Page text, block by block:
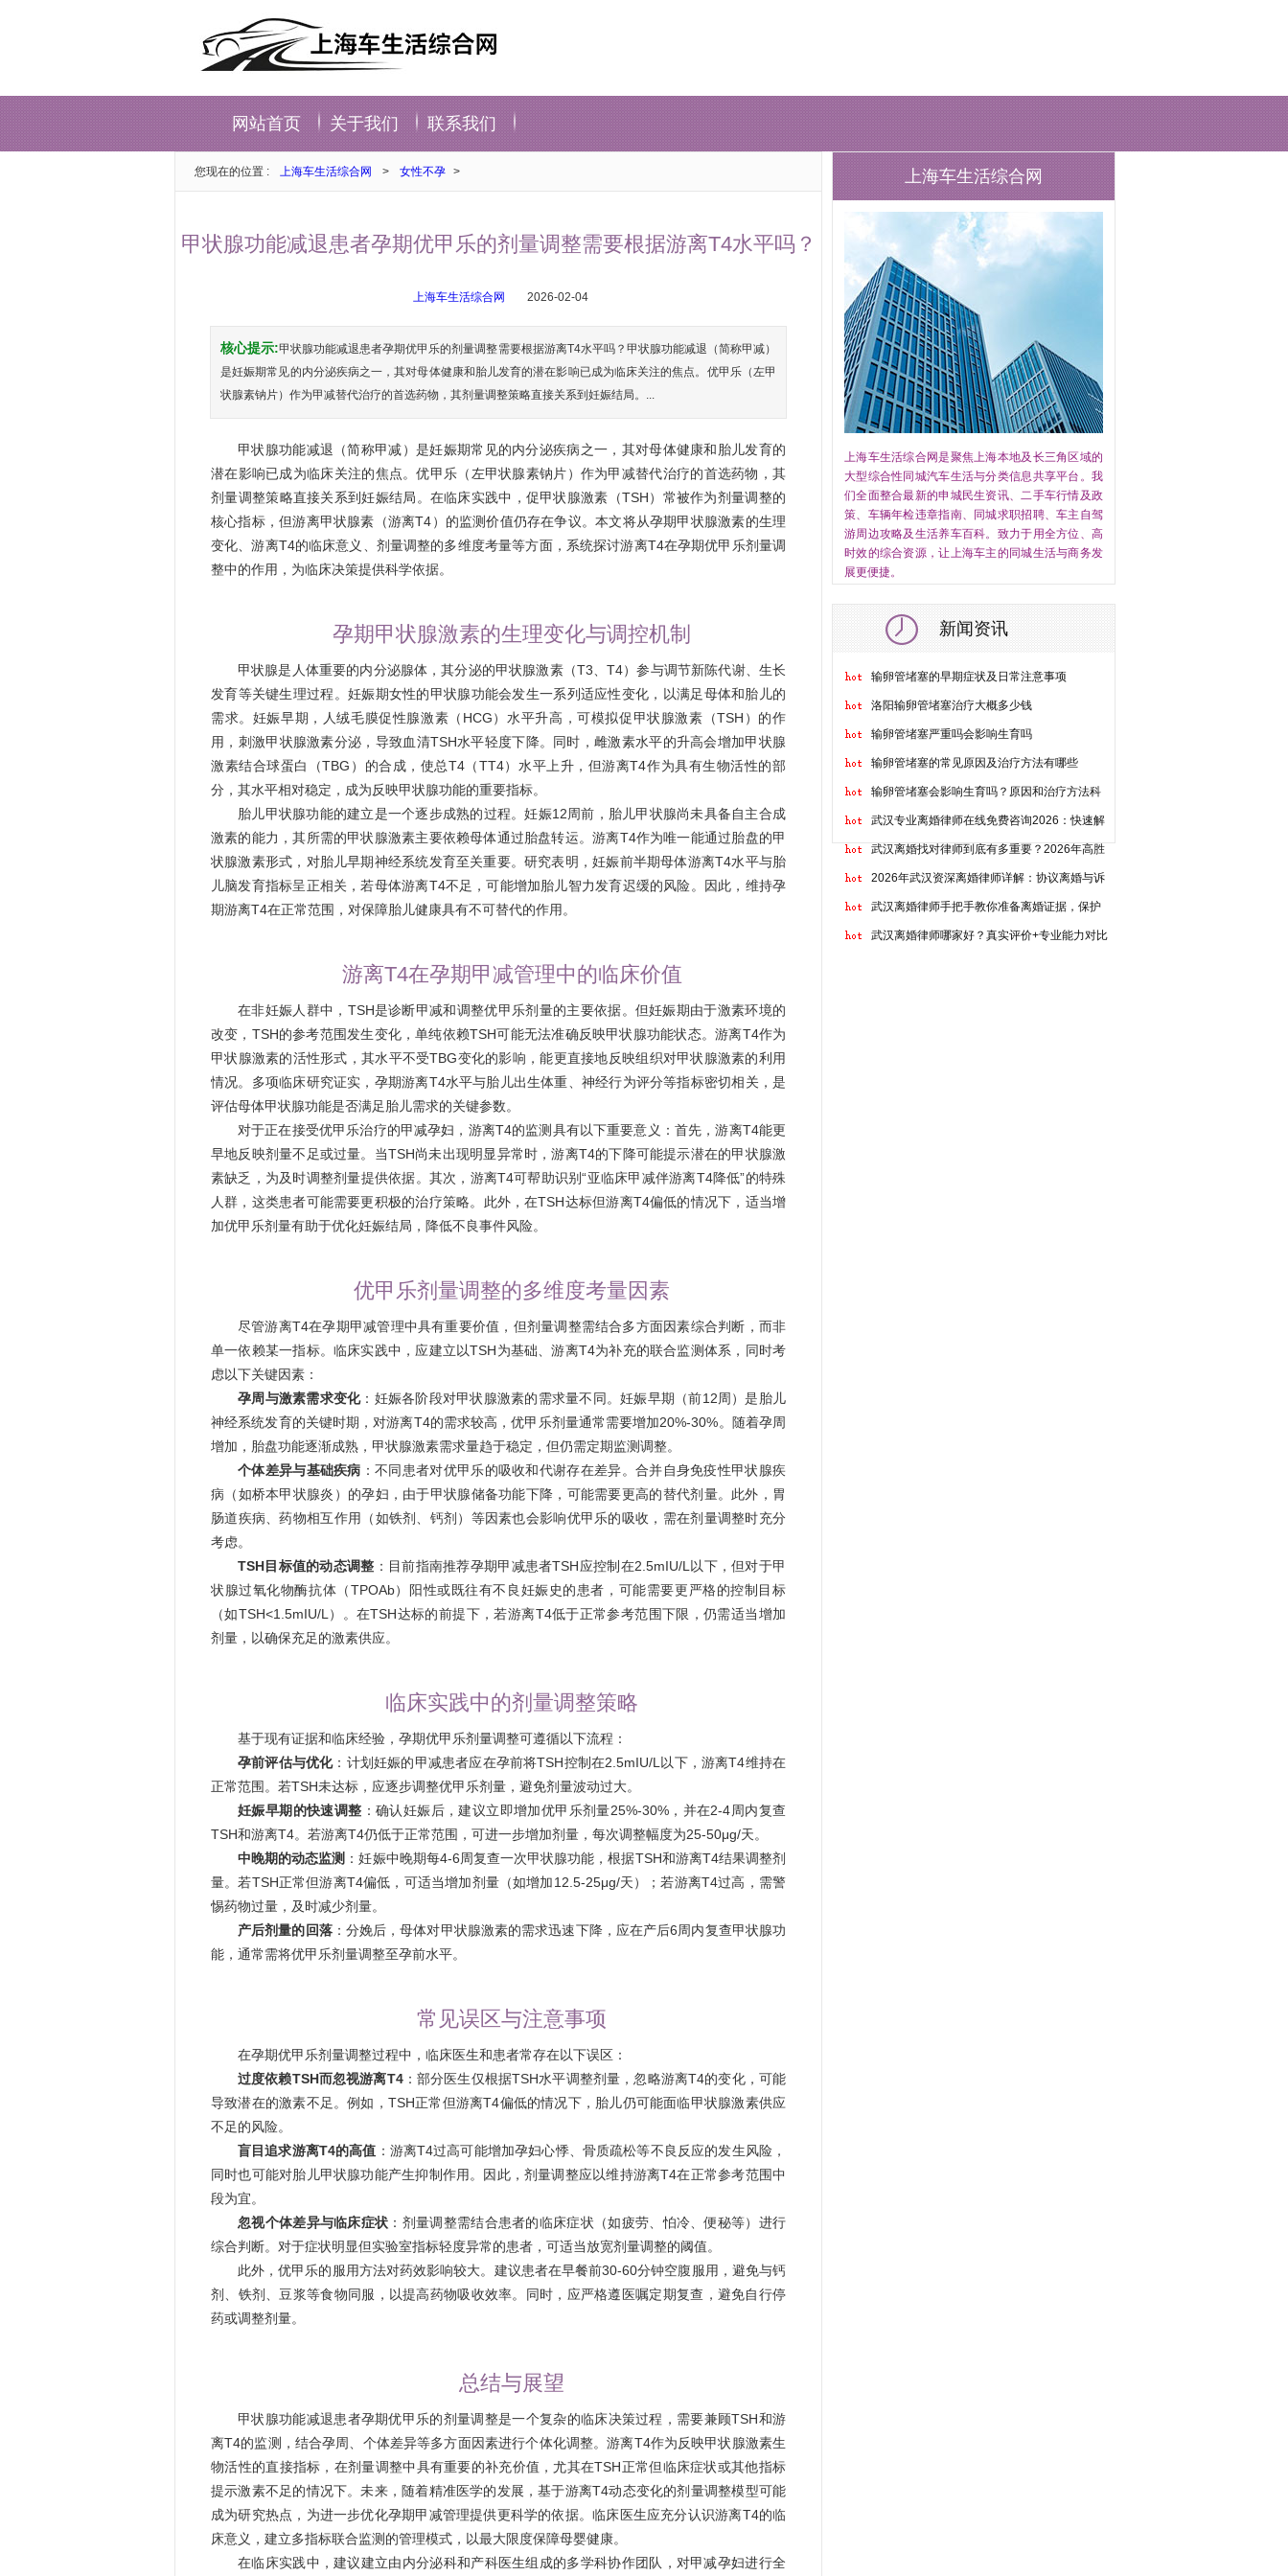
网站首页 关于我们 联系我们
您现在的位置 : 上海车生活综合网 > 女性不孕 >
甲状腺功能减退患者孕期优甲乐的剂量调整需要根据游离T4水平吗？
上海车生活综合网 2026-02-04
核心提示:甲状腺功能减退患者孕期优甲乐的剂量调整需要根据游离T4水平吗？甲状腺功能减退（简称甲减）
是妊娠期常见的内分泌疾病之一，其对母体健康和胎儿发育的潜在影响已成为临床关注的焦点。优甲乐（左甲
状腺素钠片）作为甲减替代治疗的首选药物，其剂量调整策略直接关系到妊娠结局。...
甲状腺功能减退（简称甲减）是妊娠期常见的内分泌疾病之一，其对母体健康和胎儿发育的
潜在影响已成为临床关注的焦点。优甲乐（左甲状腺素钠片）作为甲减替代治疗的首选药物，其
剂量调整策略直接关系到妊娠结局。在临床实践中，促甲状腺激素（TSH）常被作为剂量调整的
核心指标，但游离甲状腺素（游离T4）的监测价值仍存在争议。本文将从孕期甲状腺激素的生理
变化、游离T4的临床意义、剂量调整的多维度考量等方面，系统探讨游离T4在孕期优甲乐剂量调
整中的作用，为临床决策提供科学依据。
孕期甲状腺激素的生理变化与调控机制
甲状腺是人体重要的内分泌腺体，其分泌的甲状腺激素（T3、T4）参与调节新陈代谢、生长
发育等关键生理过程。妊娠期女性的甲状腺功能会发生一系列适应性变化，以满足母体和胎儿的
需求。妊娠早期，人绒毛膜促性腺激素（HCG）水平升高，可模拟促甲状腺激素（TSH）的作
用，刺激甲状腺激素分泌，导致血清TSH水平轻度下降。同时，雌激素水平的升高会增加甲状腺
激素结合球蛋白（TBG）的合成，使总T4（TT4）水平上升，但游离T4作为具有生物活性的部
分，其水平相对稳定，成为反映甲状腺功能的重要指标。
胎儿甲状腺功能的建立是一个逐步成熟的过程。妊娠12周前，胎儿甲状腺尚未具备自主合成
激素的能力，其所需的甲状腺激素主要依赖母体通过胎盘转运。游离T4作为唯一能通过胎盘的甲
状腺激素形式，对胎儿早期神经系统发育至关重要。研究表明，妊娠前半期母体游离T4水平与胎
儿脑发育指标呈正相关，若母体游离T4不足，可能增加胎儿智力发育迟缓的风险。因此，维持孕
期游离T4在正常范围，对保障胎儿健康具有不可替代的作用。
游离T4在孕期甲减管理中的临床价值
在非妊娠人群中，TSH是诊断甲减和调整优甲乐剂量的主要依据。但妊娠期由于激素环境的
改变，TSH的参考范围发生变化，单纯依赖TSH可能无法准确反映甲状腺功能状态。游离T4作为
甲状腺激素的活性形式，其水平不受TBG变化的影响，能更直接地反映组织对甲状腺激素的利用
情况。多项临床研究证实，孕期游离T4水平与胎儿出生体重、神经行为评分等指标密切相关，是
评估母体甲状腺功能是否满足胎儿需求的关键参数。
对于正在接受优甲乐治疗的甲减孕妇，游离T4的监测具有以下重要意义：首先，游离T4能更
早地反映剂量不足或过量。当TSH尚未出现明显异常时，游离T4的下降可能提示潜在的甲状腺激
素缺乏，为及时调整剂量提供依据。其次，游离T4可帮助识别“亚临床甲减伴游离T4降低”的特殊
人群，这类患者可能需要更积极的治疗策略。此外，在TSH达标但游离T4偏低的情况下，适当增
加优甲乐剂量有助于优化妊娠结局，降低不良事件风险。
优甲乐剂量调整的多维度考量因素
尽管游离T4在孕期甲减管理中具有重要价值，但剂量调整需结合多方面因素综合判断，而非
单一依赖某一指标。临床实践中，应建立以TSH为基础、游离T4为补充的联合监测体系，同时考
虑以下关键因素：
孕周与激素需求变化：妊娠各阶段对甲状腺激素的需求量不同。妊娠早期（前12周）是胎儿
神经系统发育的关键时期，对游离T4的需求较高，优甲乐剂量通常需要增加20%-30%。随着孕周
增加，胎盘功能逐渐成熟，甲状腺激素需求量趋于稳定，但仍需定期监测调整。
个体差异与基础疾病 ：不同患者对优甲乐的吸收和代谢存在差异。合并自身免疫性甲状腺疾
病（如桥本甲状腺炎）的孕妇，由于甲状腺储备功能下降，可能需要更高的替代剂量。此外，胃
肠道疾病、药物相互作用（如铁剂、钙剂）等因素也会影响优甲乐的吸收，需在剂量调整时充分
考虑。
TSH目标值的动态调整 ：目前指南推荐孕期甲减患者TSH应控制在2.5mIU/L以下，但对于甲
状腺过氧化物酶抗体（TPOAb）阳性或既往有不良妊娠史的患者，可能需要更严格的控制目标
（如TSH<1.5mIU/L）。在TSH达标的前提下，若游离T4低于正常参考范围下限，仍需适当增加
剂量，以确保充足的激素供应。
临床实践中的剂量调整策略
基于现有证据和临床经验，孕期优甲乐剂量调整可遵循以下流程：
孕前评估与优化：计划妊娠的甲减患者应在孕前将TSH控制在2.5mIU/L以下，游离T4维持在
正常范围。若TSH未达标，应逐步调整优甲乐剂量，避免剂量波动过大。
妊娠早期的快速调整 ：确认妊娠后，建议立即增加优甲乐剂量25%-30%，并在2-4周内复查
TSH和游离T4。若游离T4仍低于正常范围，可进一步增加剂量，每次调整幅度为25-50μg/天。
中晚期的动态监测 ：妊娠中晚期每4-6周复查一次甲状腺功能，根据TSH和游离T4结果调整剂
量。若TSH正常但游离T4偏低，可适当增加剂量（如增加12.5-25μg/天）；若游离T4过高，需警
惕药物过量，及时减少剂量。
产后剂量的回落：分娩后，母体对甲状腺激素的需求迅速下降，应在产后6周内复查甲状腺功
能，通常需将优甲乐剂量调整至孕前水平。
常见误区与注意事项
在孕期优甲乐剂量调整过程中，临床医生和患者常存在以下误区：
过度依赖TSH而忽视游离T4：部分医生仅根据TSH水平调整剂量，忽略游离T4的变化，可能
导致潜在的激素不足。例如，TSH正常但游离T4偏低的情况下，胎儿仍可能面临甲状腺激素供应
不足的风险。
盲目追求游离T4的高值 ：游离T4过高可能增加孕妇心悸、骨质疏松等不良反应的发生风险，
同时也可能对胎儿甲状腺功能产生抑制作用。因此，剂量调整应以维持游离T4在正常参考范围中
段为宜。
忽视个体差异与临床症状 ：剂量调整需结合患者的临床症状（如疲劳、怕冷、便秘等）进行
综合判断。对于症状明显但实验室指标轻度异常的患者，可适当放宽剂量调整的阈值。
此外，优甲乐的服用方法对药效影响较大。建议患者在早餐前30-60分钟空腹服用，避免与钙
剂、铁剂、豆浆等食物同服，以提高药物吸收效率。同时，应严格遵医嘱定期复查，避免自行停
药或调整剂量。
总结与展望
甲状腺功能减退患者孕期优甲乐的剂量调整是一个复杂的临床决策过程，需要兼顾TSH和游
离T4的监测，结合孕周、个体差异等多方面因素进行个体化调整。游离T4作为反映甲状腺激素生
物活性的直接指标，在剂量调整中具有重要的补充价值，尤其在TSH正常但临床症状或其他指标
提示激素不足的情况下。未来，随着精准医学的发展，基于游离T4动态变化的剂量调整模型可能
成为研究热点，为进一步优化孕期甲减管理提供更科学的依据。临床医生应充分认识游离T4的临
床意义，建立多指标联合监测的管理模式，以最大限度保障母婴健康。
在临床实践中，建议建立由内分泌科和产科医生组成的多学科协作团队，对甲减孕妇进行全
上海车生活综合网
上海车生活综合网是聚焦上海本地及长三角区域的
大型综合性同城汽车生活与分类信息共享平台。我
们全面整合最新的申城民生资讯、二手车行情及政
策、车辆年检违章指南、同城求职招聘、车主自驾
游周边攻略及生活养车百科。致力于用全方位、高
时效的综合资源，让上海车主的同城生活与商务发
展更便捷。
新闻资讯
输卵管堵塞的早期症状及日常注意事项
洛阳输卵管堵塞治疗大概多少钱
输卵管堵塞严重吗会影响生育吗
输卵管堵塞的常见原因及治疗方法有哪些
输卵管堵塞会影响生育吗？原因和治疗方法科
武汉专业离婚律师在线免费咨询2026：快速解
武汉离婚找对律师到底有多重要？2026年高胜
2026年武汉资深离婚律师详解：协议离婚与诉
武汉离婚律师手把手教你准备离婚证据，保护
武汉离婚律师哪家好？真实评价+专业能力对比